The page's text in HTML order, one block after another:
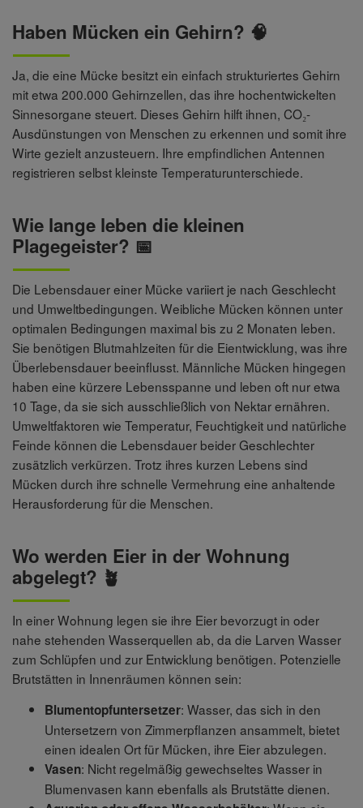
Haben Mücken ein Gehirn? 🧠
Ja, die eine Mücke besitzt ein einfach strukturiertes Gehirn
mit etwa 200.000 Gehirnzellen, das ihre hochentwickelten
Sinnesorgane steuert. Dieses Gehirn hilft ihnen, CO₂-
Ausdünstungen von Menschen zu erkennen und somit ihre
Wirte gezielt anzusteuern. Ihre empfindlichen Antennen
registrieren selbst kleinste Temperaturunterschiede.
Wie lange leben die kleinen
Plagegeister? 📅
Die Lebensdauer einer Mücke variiert je nach Geschlecht
und Umweltbedingungen. Weibliche Mücken können unter
optimalen Bedingungen maximal bis zu 2 Monaten leben.
Sie benötigen Blutmahlzeiten für die Eientwicklung, was ihre
Überlebensdauer beeinflusst. Männliche Mücken hingegen
haben eine kürzere Lebensspanne und leben oft nur etwa
10 Tage, da sie sich ausschließlich von Nektar ernähren.
Umweltfaktoren wie Temperatur, Feuchtigkeit und natürliche
Feinde können die Lebensdauer beider Geschlechter
zusätzlich verkürzen. Trotz ihres kurzen Lebens sind
Mücken durch ihre schnelle Vermehrung eine anhaltende
Herausforderung für die Menschen.
Wo werden Eier in der Wohnung
abgelegt? 🪴
In einer Wohnung legen sie ihre Eier bevorzugt in oder
nahe stehenden Wasserquellen ab, da die Larven Wasser
zum Schlüpfen und zur Entwicklung benötigen. Potenzielle
Brutstätten in Innenräumen können sein:
Blumentopfuntersetzer: Wasser, das sich in den
Untersetzern von Zimmerpflanzen ansammelt, bietet
einen idealen Ort für Mücken, ihre Eier abzulegen.
Vasen: Nicht regelmäßig gewechseltes Wasser in
Blumenvasen kann ebenfalls als Brutstätte dienen.